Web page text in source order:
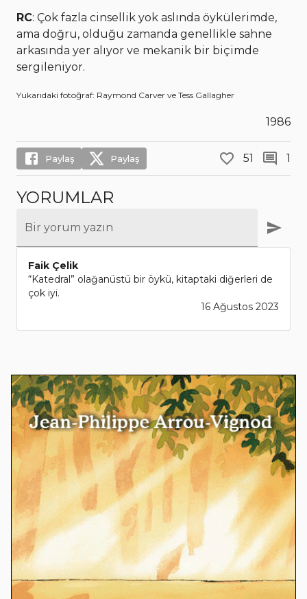
RC: Çok fazla cinsellik yok aslında öykülerimde,
ama doğru, olduğu zamanda genellikle sahne
arkasında yer alıyor ve mekanik bir biçimde
sergileniyor.
Yukarıdaki fotoğraf: Raymond Carver ve Tess Gallagher
1986
Paylaş Paylaş 51 1
YORUMLAR
Bir yorum yazın
Faik Çelik
“Katedral” olağanüstü bir öykü, kitaptaki diğerleri de
çok iyi.
16 Ağustos 2023